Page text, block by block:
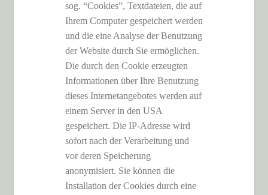
sog. “Cookies”, Textdateien, die auf
Ihrem Computer gespeichert werden
und die eine Analyse der Benutzung
der Website durch Sie ermöglichen.
Die durch den Cookie erzeugten
Informationen über Ihre Benutzung
dieses Internetangebotes werden auf
einem Server in den USA
gespeichert. Die IP-Adresse wird
sofort nach der Verarbeitung und
vor deren Speicherung
anonymisiert. Sie können die
Installation der Cookies durch eine